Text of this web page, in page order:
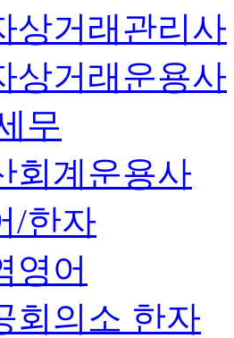
상거래관리사
상거래운용사
무
회계운용사
/한자
영어
회의소 한자